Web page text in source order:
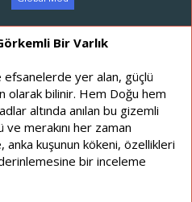
Bir Varlık
yer alan, güçlü
olarak bilinir. Hem Doğu hem
altında anılan bu gizemli
ve merakını her zaman
kuşunun kökeni, özellikleri
bir inceleme